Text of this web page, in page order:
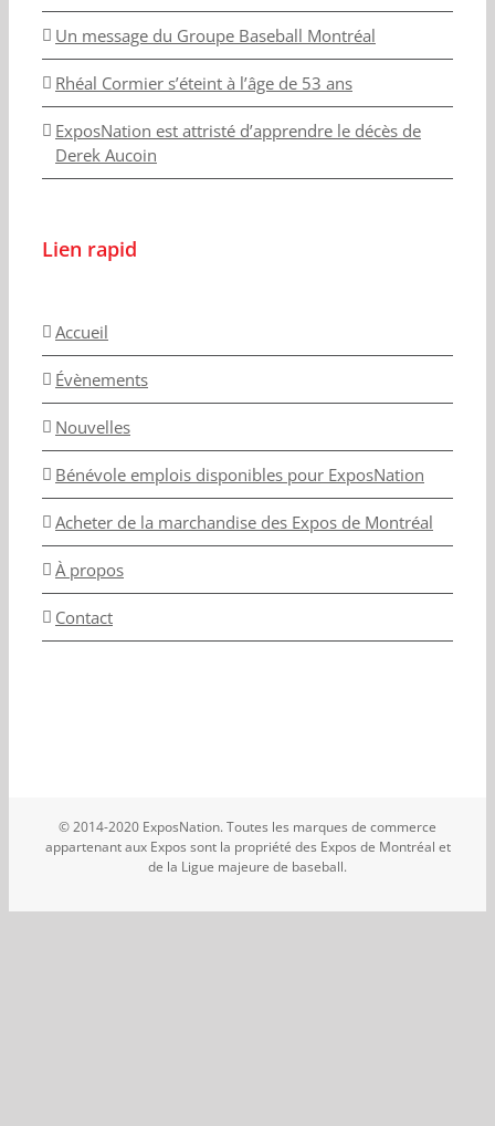
Un message du Groupe Baseball Montréal
Rhéal Cormier s’éteint à l’âge de 53 ans
ExposNation est attristé d’apprendre le décès de
Derek Aucoin
Lien rapid
Accueil
Évènements
Nouvelles
Bénévole emplois disponibles pour ExposNation
Acheter de la marchandise des Expos de Montréal
À propos
Contact
© 2014-2020 ExposNation. Toutes les marques de commerce
appartenant aux Expos sont la propriété des Expos de Montréal et
de la Ligue majeure de baseball.